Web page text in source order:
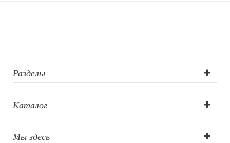
Разделы
Каталог
Мы здесь